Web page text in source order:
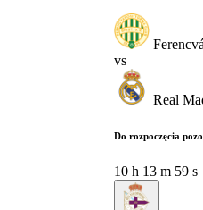
vs
Real
Do rozpoczęcia
10 h 13 m 58 s